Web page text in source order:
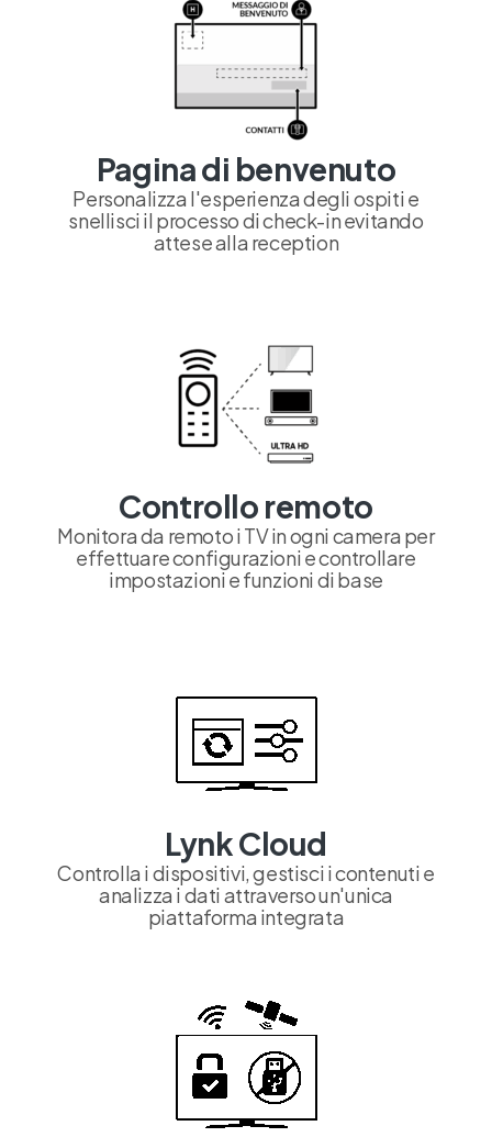
Pagina di benvenuto
Personalizza l'esperienza degli ospiti e
snellisci il processo di check-in evitando
attese alla reception
Controllo remoto
Monitora da remoto i TV in ogni camera per
effettuare configurazioni e controllare
impostazioni e funzioni di base
Lynk Cloud
Controlla i dispositivi, gestisci i contenuti e
analizza i dati attraverso un'unica
piattaforma integrata